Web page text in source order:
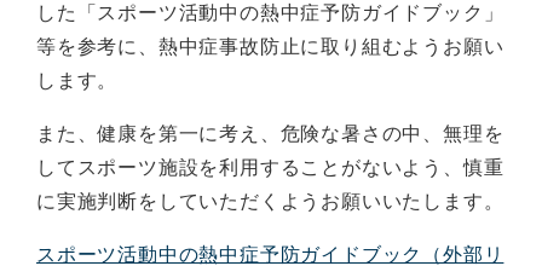
した「スポーツ活動中の熱中症予防ガイドブック」
等を参考に、熱中症事故防止に取り組むようお願い
します。
また、健康を第一に考え、危険な暑さの中、無理を
してスポーツ施設を利用することがないよう、慎重
に実施判断をしていただくようお願いいたします。
スポーツ活動中の熱中症予防ガイドブック（外部リ